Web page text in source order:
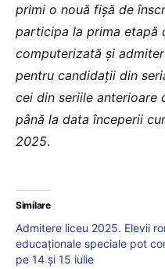
primi o nouă fișă de
participa la prima etapă
computerizată și
pentru candidații din
cei din seriile anterioare
până la data începerii
2025.
Similare
Admitere liceu 2025. Elevii
educaționale speciale pot
pe 14 și 15 iulie